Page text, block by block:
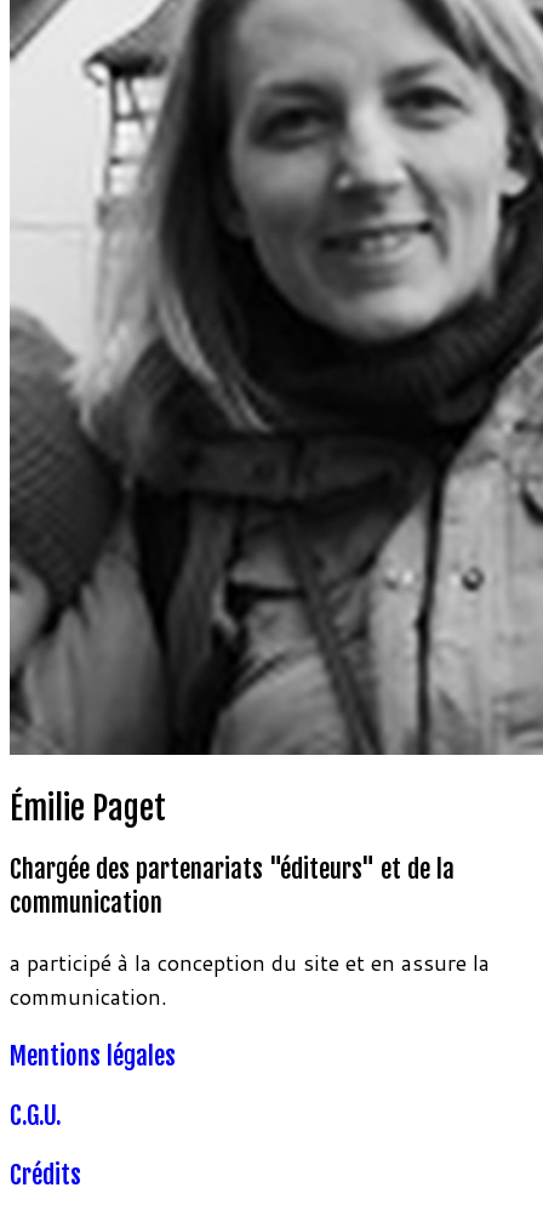
Émilie Paget
Chargée des partenariats "éditeurs" et de la
communication
a participé à la conception du site et en assure la
communication.
Mentions légales
C.G.U.
Crédits